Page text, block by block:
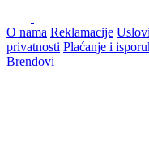
O nama Reklamacije
privatnosti Plaćanje i
Brendovi